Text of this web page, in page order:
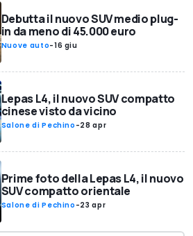
Debutta il nuovo SUV medio plug-
in da meno di 45.000 euro
Nuove auto-16 giu
Lepas L4, il nuovo SUV compatto
cinese visto da vicino
Salone di Pechino -28 apr
Prime foto della Lepas L4, il nuovo
SUV compatto orientale
Salone di Pechino -23 apr